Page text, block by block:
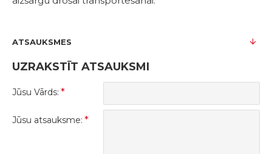
ATSAUKSMES
UZRAKSTĪT ATSAUKSMI
Jūsu Vārds:
Jūsu atsauksme: